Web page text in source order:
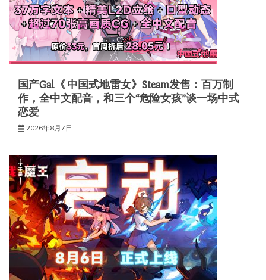
国产Gal《 中国式地雷女》Steam发售：百万制
作，全中文配音，和三个“危险女孩”谈一场中式
恋爱
2026年8月7日